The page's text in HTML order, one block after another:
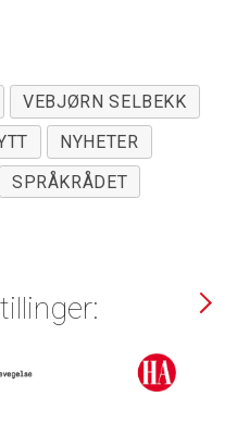
VEBJØRN SELBEKK
NYHETER
SPRÅKRÅDET